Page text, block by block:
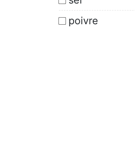
poivre